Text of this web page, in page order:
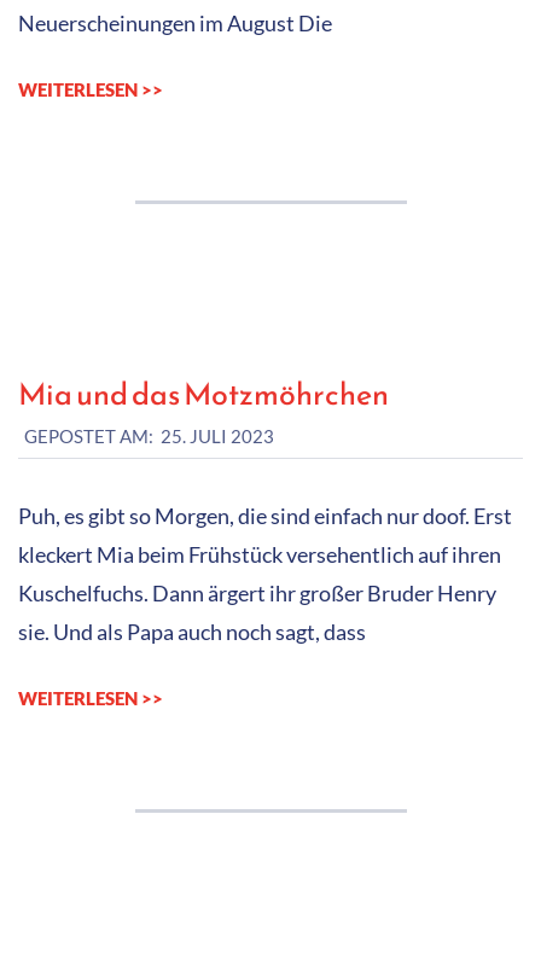
Neuerscheinungen im August Die
WEITERLESEN >>
Mia und das Motzmöhrchen
2023-
25
GEPOSTET AM: 25. JULI 2023
Puh, es gibt so Morgen, die sind einfach nur doof. Erst
kleckert Mia beim Frühstück versehentlich auf ihren
Kuschelfuchs. Dann ärgert ihr großer Bruder Henry
sie. Und als Papa auch noch sagt, dass
WEITERLESEN >>